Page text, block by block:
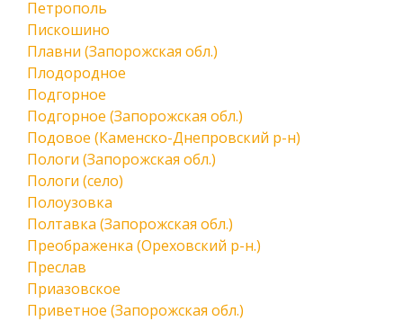
Петрополь
Пискошино
Плавни (Запорожская обл.)
Плодородное
Подгорное
Подгорное (Запорожская обл.)
Подовое (Каменско-Днепровский р-н)
Пологи (Запорожская обл.)
Пологи (село)
Полоузовка
Полтавка (Запорожская обл.)
Преображенка (Ореховский р-н.)
Преслав
Приазовское
Приветное (Запорожская обл.)